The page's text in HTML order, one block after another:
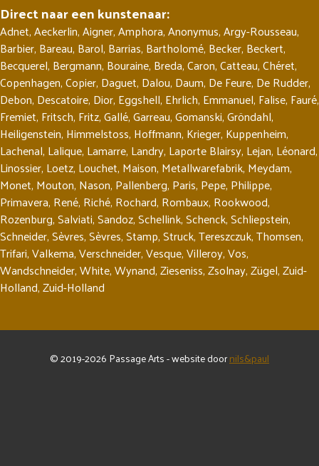
Direct naar een kunstenaar:
Adnet,Aeckerlin,Aigner,Amphora,Anonymus,Argy-Rousseau,
Barbier, Bareau, Barol, Barrias, Bartholomé, Becker, Beckert,
Becquerel, Bergmann, Bouraine, Breda,Caron,Catteau,Chéret,
Copenhagen,Copier, Daguet, Dalou, Daum, De Feure, De Rudder,
Debon, Descatoire, Dior, Eggshell, Ehrlich, Emmanuel, Falise, Fauré,
Fremiet, Fritsch, Fritz,Gallé,Garreau,Gomanski,Gröndahl,
Heiligenstein, Himmelstoss, Hoffmann, Krieger, Kuppenheim,
Lachenal, Lalique, Lamarre, Landry, Laporte Blairsy, Lejan, Léonard,
Linossier, Loetz, Louchet, Maison, Metallwarefabrik, Meydam,
Monet, Mouton, Nason, Pallenberg, Paris, Pepe, Philippe,
Primavera, René, Riché, Rochard, Rombaux, Rookwood,
Rozenburg,Salviati,Sandoz,Schellink,Schenck,Schliepstein,
Schneider,Sèvres,Sèvres,Stamp,Struck,Tereszczuk,Thomsen,
Trifari,Valkema,Verschneider,Vesque,Villeroy,Vos,
Wandschneider,White,Wynand,Zieseniss,Zsolnay,Zügel,Zuid-
Holland,Zuid-Holland
© 2019-2026 Passage Arts - website doornils&paul